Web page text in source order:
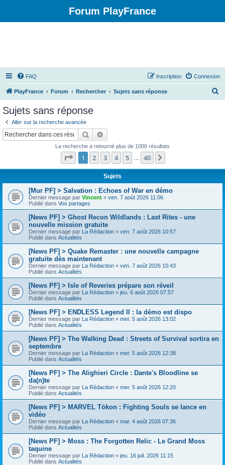
Forum PlayFrance
FAQ Connexion
Inscription
PlayFrance Forum Rechercher Sujets sans réponse
Sujets sans réponse
Aller sur la recherche avancée
Rechercher
La recherche a retourné plus de 1000 résultats
Page 1sur40
1 2 3 4 5 40
Sujets
[Mur PF] > Salvation : Echoes of War en démo
Dernier message par Vincent « ven. 7 août 2026 11:06
Publié dans Vos partages
[News PF] > Ghost Recon Wildlands : Last Rites - une
nouvelle mission gratuite
Dernier message par La Rédaction « ven. 7 août 2026 10:57
Publié dans Actualités
[News PF] > Quake Remaster : une nouvelle campagne
gratuite dès maintenant
Dernier message par La Rédaction « ven. 7 août 2026 10:43
Publié dans Actualités
[News PF] > Isle of Reveries prépare son réveil
Dernier message par La Rédaction « jeu. 6 août 2026 07:57
Publié dans Actualités
[News PF] > ENDLESS Legend II : la démo est dispo
Dernier message par La Rédaction « mer. 5 août 2026 13:02
Publié dans Actualités
[News PF] > The Walking Dead : Streets of Survival sortira en
septembre
Dernier message par La Rédaction « mer. 5 août 2026 12:38
Publié dans Actualités
[News PF] > The Alighieri Circle : Dante's Bloodline se
da(n)te
Dernier message par La Rédaction « mer. 5 août 2026 12:20
Publié dans Actualités
[News PF] > MARVEL Tōkon : Fighting Souls se lance en
vidéo
Dernier message par La Rédaction « mar. 4 août 2026 07:36
Publié dans Actualités
[News PF] > Moss : The Forgotten Relic - Le Grand Moss
taquine
Dernier message par La Rédaction « jeu. 16 juil. 2026 11:15
Publié dans Actualités